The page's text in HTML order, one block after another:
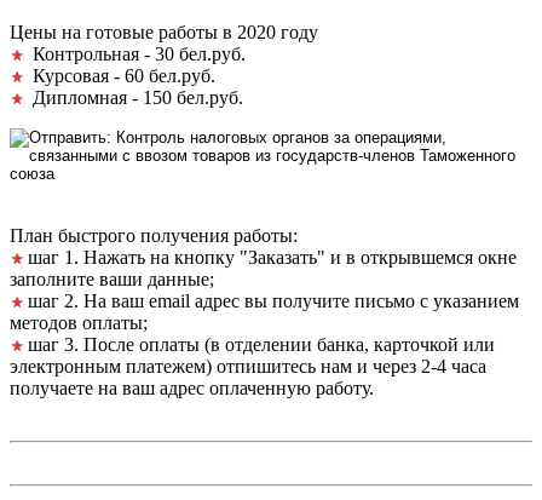
Цены на готовые работы в 2020 году
Контрольная - 30 бел.руб.
Курсовая - 60 бел.руб.
Дипломная - 150 бел.руб.
План быстрого получения работы:
шаг 1. Нажать на кнопку "Заказать" и в открывшемся окне
заполните ваши данные;
шаг 2. На ваш email адрес вы получите письмо с указанием
методов оплаты;
шаг 3. После оплаты (в отделении банка, карточкой или
электронным платежем) отпишитесь нам и через 2-4 часа
получаете на ваш адрес оплаченную работу.